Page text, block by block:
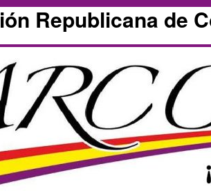
Republicana de